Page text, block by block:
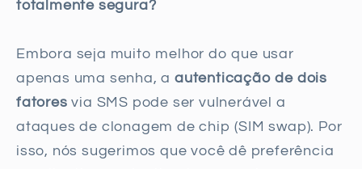
totalmente segura?
Embora seja muito melhor do que usar
apenas uma senha, aautenticação de dois
fatores via SMS pode ser vulnerável a
ataques de clonagem de chip (SIM swap). Por
isso, nós sugerimos que você dê preferência